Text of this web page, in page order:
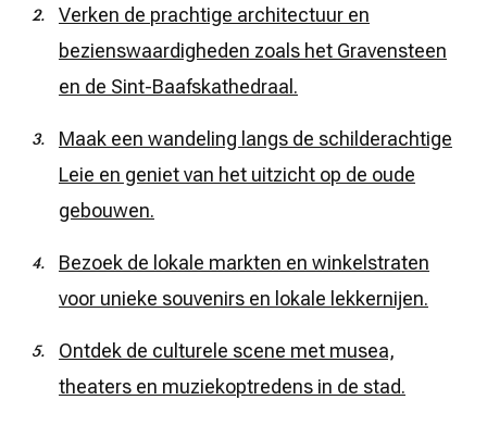
Verken de prachtige architectuur en
bezienswaardigheden zoals het Gravensteen
en de Sint-Baafskathedraal.
Maak een wandeling langs de schilderachtige
Leie en geniet van het uitzicht op de oude
gebouwen.
Bezoek de lokale markten en winkelstraten
voor unieke souvenirs en lokale lekkernijen.
Ontdek de culturele scene met musea,
theaters en muziekoptredens in de stad.